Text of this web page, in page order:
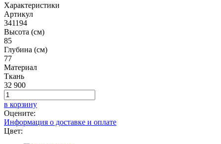
Характеристики
Артикул
341194
Высота (см)
85
Глубина (см)
77
Материал
Ткань
32 900
в корзину
Оцените:
Информация о доставке и оплате
Цвет: